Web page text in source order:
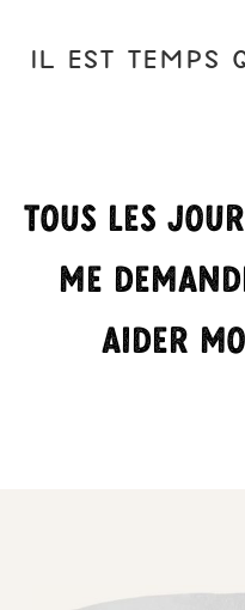
il est temps
Tous les
me
aider